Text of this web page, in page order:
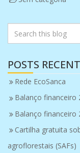
POSTS
Rede EcoSanca
Balanço financeiro
Balanço financeiro
Cartilha gratuita
agroflorestais (SAFs)